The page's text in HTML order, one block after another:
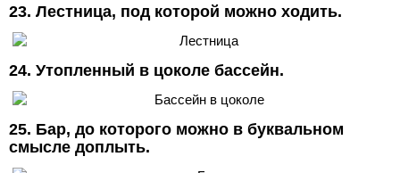
23. Лестница, под которой можно ходить.
24. Утопленный в цоколе бассейн.
25. Бар, до которого можно в буквальном
смысле доплыть.